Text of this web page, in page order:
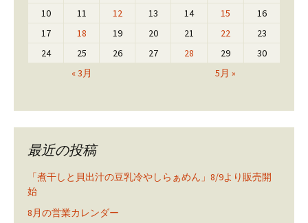
« 3月 5月 »
10
11 12 13 14 15
16
17
18 19 20 21 22
23
24
25 26 27 28 29 30
最近の投稿
「煮干しと貝出汁の豆乳冷やしらぁめん」8/9より販売開
始
8月の営業カレンダー